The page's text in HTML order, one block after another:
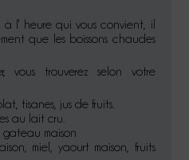
à l' heure qui vous convient, il
que les boissons chaudes
vous trouverez selon votre
tisanes, jus de fruits.
au lait cru.
gateau maison
miel, yaourt maison, fruits